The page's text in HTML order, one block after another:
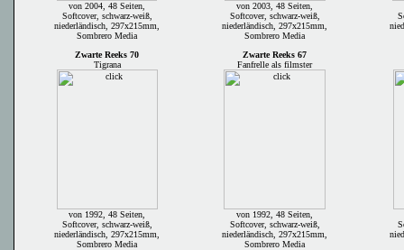
von 2004, 48 Seiten,
Softcover, schwarz-weiß,
niederländisch, 297x215mm,
Sombrero Media
von 2003, 48 Seiten,
Softcover, schwarz-weiß,
niederländisch, 297x215mm,
Sombrero Media
Zwarte Reeks 70
Tigrana
Zwarte Reeks 67
Fanfrelle als filmster
von 1992, 48 Seiten,
Softcover, schwarz-weiß,
niederländisch, 297x215mm,
Sombrero Media
von 1992, 48 Seiten,
Softcover, schwarz-weiß,
niederländisch, 297x215mm,
Sombrero Media